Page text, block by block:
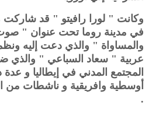
وكانت " لورا رافيتو " قد
في مدينة روما تحت عنوان "
والمساواة " والذي دعت إليه
عربية " سعاد السباعي " والذي
المجتمع المدني في إيطاليا و
أوسطية وافريقية و ناشطات من
.